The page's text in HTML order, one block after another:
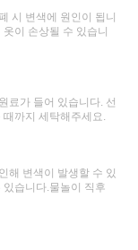
시 변색에 원인이 됩니
이 손상될 수 있습니
료가 들어 있습니다. 선
까지 세탁해주세요.
해 변색이 발생할 수 있
습니다.물놀이 직후